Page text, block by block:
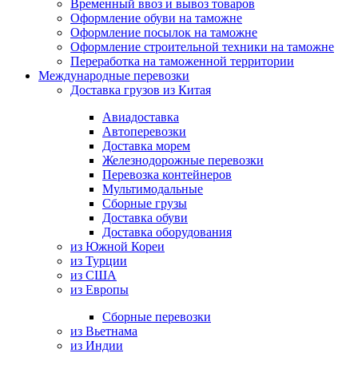
Временный ввоз и вывоз товаров
Оформление обуви на таможне
Оформление посылок на таможне
Оформление строительной техники на таможне
Переработка на таможенной территории
Международные перевозки
Доставка грузов из Китая
Авиадоставка
Автоперевозки
Доставка морем
Железнодорожные перевозки
Перевозка контейнеров
Мультимодальные
Сборные грузы
Доставка обуви
Доставка оборудования
из Южной Кореи
из Турции
из США
из Европы
Сборные перевозки
из Вьетнама
из Индии